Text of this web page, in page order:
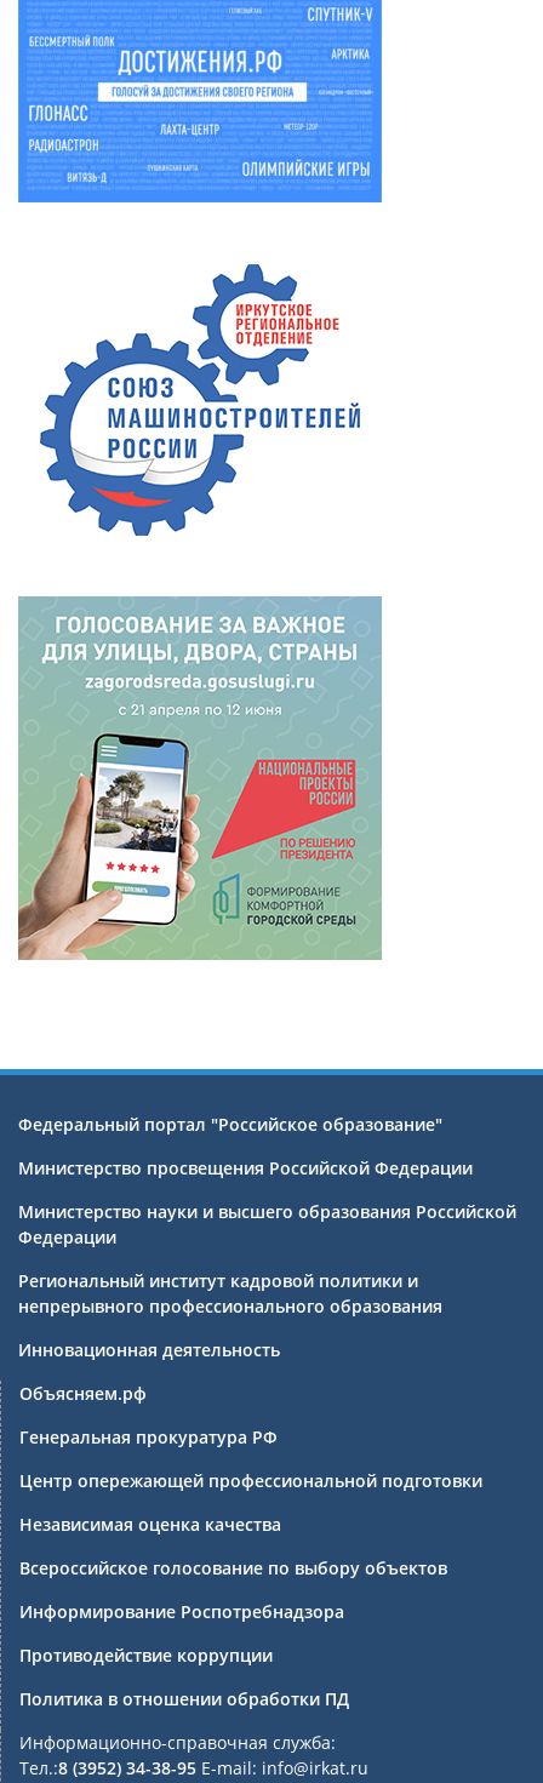
Федеральный портал "Российское образование"
Министерство просвещения Российской Федерации
Министерство науки и высшего образования Российской
Федерации
Региональный институт кадровой политики и
непрерывного профессионального образования
Инновационная деятельность
Объясняем.рф
Генеральная прокуратура РФ
Центр опережающей профессиональной подготовки
Независимая оценка качества
Всероссийское голосование по выбору объектов
Информирование Роспотребнадзора
Противодействие коррупции
Политика в отношении обработки ПД
Информационно-справочная служба:
Тел.:8 (3952) 34-38-95 E-mail: info@irkat.ru